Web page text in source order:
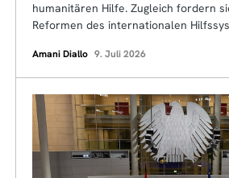
humanitären Hilfe. Zugleich fordern
Reformen des internationalen
Amani Diallo 9. Juli 2026